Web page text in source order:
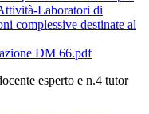
Laboratori di
complessive destinate al
DM 66.pdf
esperto e n.4 tutor